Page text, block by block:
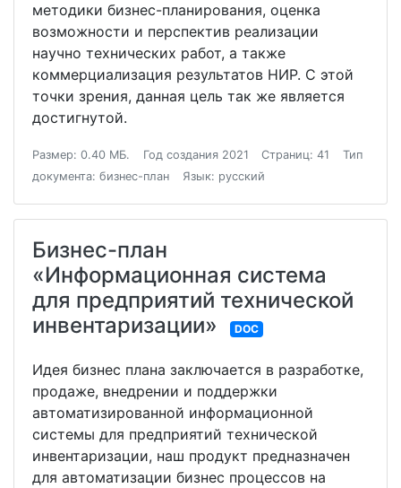
методики бизнес-планирования, оценка
возможности и перспектив реализации
научно технических работ, а также
коммерциализация результатов НИР. С этой
точки зрения, данная цель так же является
достигнутой.
Размер: 0.40 МБ. Год создания 2021 Страниц: 41
Тип
документа: бизнес-план
Язык: русский
Бизнес-план
«Информационная система
для предприятий технической
инвентаризации»
DOC
Идея бизнес плана заключается в разработке,
продаже, внедрении и поддержки
автоматизированной информационной
системы для предприятий технической
инвентаризации, наш продукт предназначен
для автоматизации бизнес процессов на